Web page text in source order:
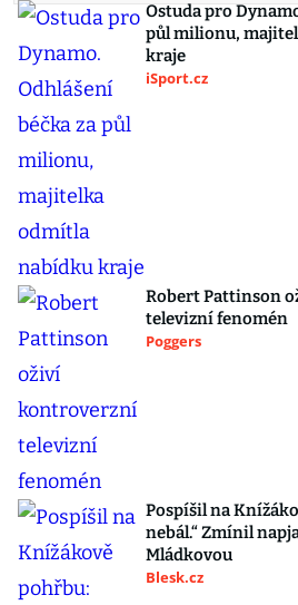
Ostuda pro
půl milionu,
kraje
iSport.cz
Robert Pattinson
televizní fenomén
Poggers
Pospíšil na
nebál.“ Zmínil
Mládkovou
Blesk.cz